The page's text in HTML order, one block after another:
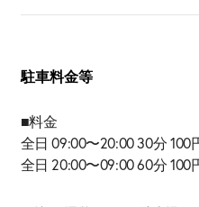
駐車料金等
■料金
全日 09:00〜20:00 30分 100
全日 20:00〜09:00 60分 100